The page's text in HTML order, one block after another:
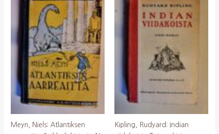
Meyn, Niels: Atlantiksen
Kipling, Rudyard: Indian